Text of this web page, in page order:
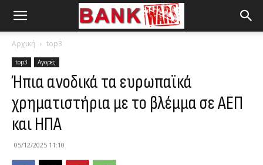
Αρχική top3
top3 Αγορές
Ήπια ανοδικά τα ευρωπαϊκά
χρηματιστήρια με το βλέμμα σε ΑΕΠ
και ΗΠΑ
05/12/2025 11:10